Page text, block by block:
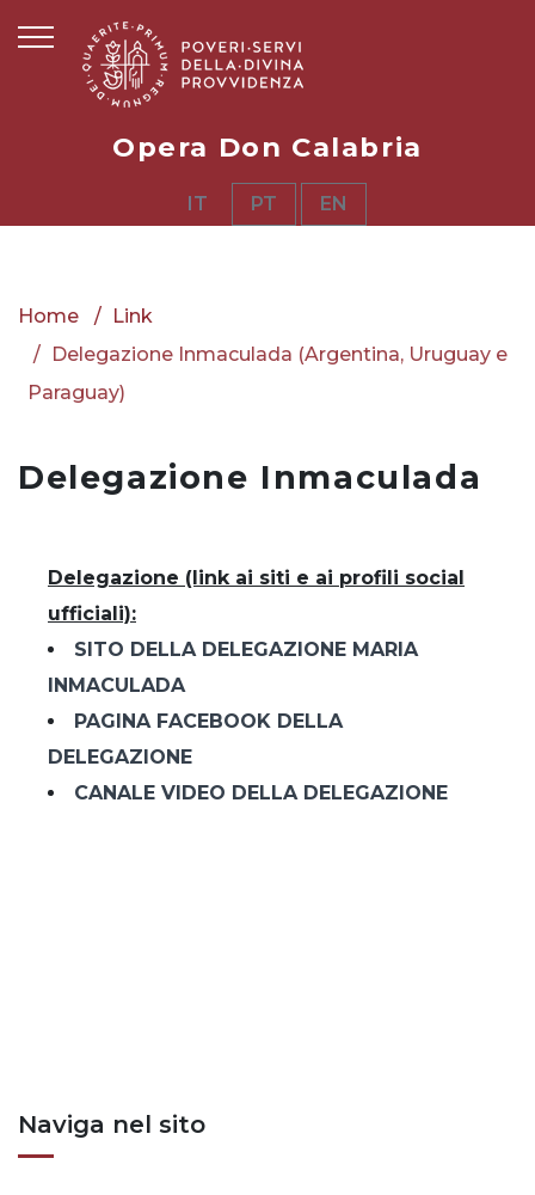
Opera Don Calabria
IT PT EN
Home
Link
Delegazione Inmaculada (Argentina, Uruguay e
Paraguay)
Delegazione Inmaculada
Delegazione (link ai siti e ai profili social
ufficiali):
SITO DELLA DELEGAZIONE MARIA
INMACULADA
PAGINA FACEBOOK DELLA
DELEGAZIONE
CANALE VIDEO DELLA DELEGAZIONE
Naviga nel sito